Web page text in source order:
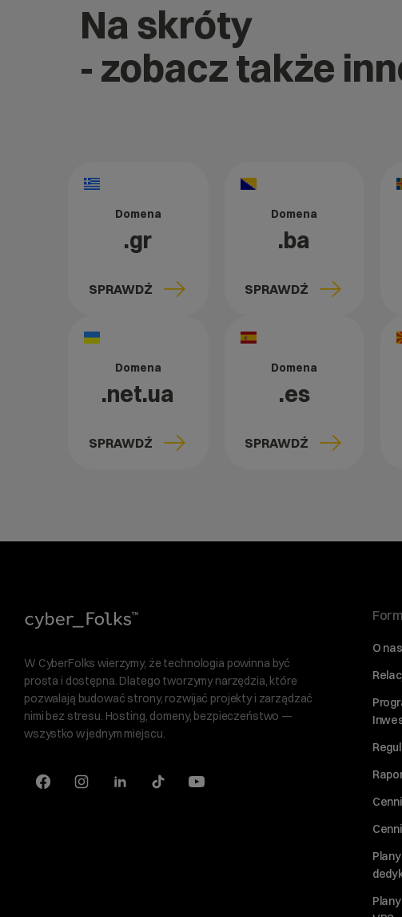
Na skróty
- zobacz także
Domena
.gr
SPRAWDŹ
Domena
.ba
SPRAWDŹ
Domena
.net.ua
SPRAWDŹ
Domena
.es
SPRAWDŹ
W CyberFolks wierzymy, że technologia powinna być
prosta i dostępna. Dlatego tworzymy narzędzia, które
pozwalają budować strony, rozwijać projekty i zarządzać
nimi bez stresu. Hosting, domeny, bezpieczeństwo —
wszystko w jednym miejscu.
O nas